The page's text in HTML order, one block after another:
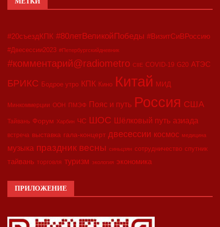
#20съездКПК #80летВеликойПобеды #ВизитСиВРоссию
#Двесессии2023 #Петербургскийдневник
#комментарий@radiometro CIIE COVID-19 G20 АТЭС
БРИКС Бодрое утро КПК Кино Китай МИД
Минкоммерции ООН ПМЭФ Пояс и путь Россия США
Тайвань Форум Харбин ЧС ШОС Шёлковый путь азиада
встреча выставка гала-концерт двесессии космос медицина
музыка праздник весны синьцзян сотрудничество спутник
тайвань торговля туризм экология экономика
ПРИЛОЖЕНИЕ